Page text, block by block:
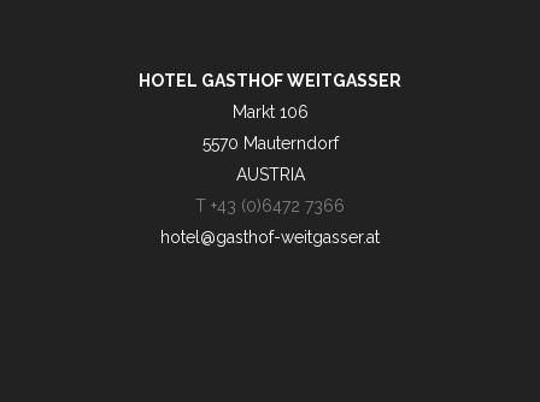
HOTEL GASTHOF WEITGASSER
Markt 106
5570 Mauterndorf
AUSTRIA
T +43 (0)6472 7366
hotel@gasthof-weitgasser.at